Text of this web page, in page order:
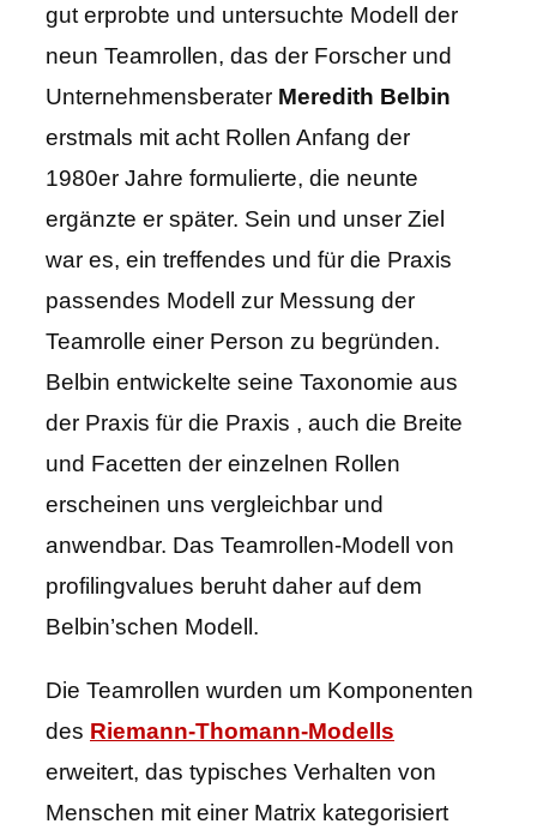
gut erprobte und untersuchte Modell der
neun Teamrollen, das der Forscher und
Unternehmensberater Meredith Belbin
erstmals mit acht Rollen Anfang der
1980er Jahre formulierte, die neunte
ergänzte er später. Sein und unser Ziel
war es, ein treffendes und für die Praxis
passendes Modell zur Messung der
Teamrolle einer Person zu begründen.
Belbin entwickelte seine Taxonomie aus
der Praxis für die Praxis , auch die Breite
und Facetten der einzelnen Rollen
erscheinen uns vergleichbar und
anwendbar. Das Teamrollen-Modell von
profilingvalues beruht daher auf dem
Belbin’schen Modell.
Die Teamrollen wurden um Komponenten
des Riemann-Thomann-Modells
erweitert, das typisches Verhalten von
Menschen mit einer Matrix kategorisiert